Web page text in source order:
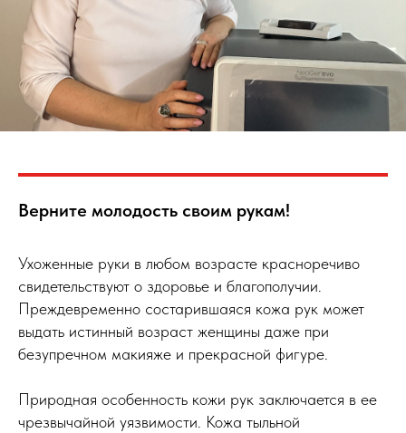
Верните молодость своим рукам!
Ухоженные руки в любом возрасте красноречиво
свидетельствуют о здоровье и благополучии.
Преждевременно состарившаяся кожа рук может
выдать истинный возраст женщины даже при
безупречном макияже и прекрасной фигуре.
Природная особенность кожи рук заключается в ее
чрезвычайной уязвимости. Кожа тыльной